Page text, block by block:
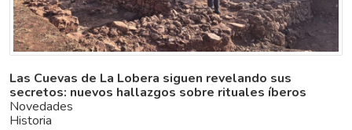
Las Cuevas de La Lobera siguen revelando sus
secretos: nuevos hallazgos sobre rituales íberos
Novedades
Historia